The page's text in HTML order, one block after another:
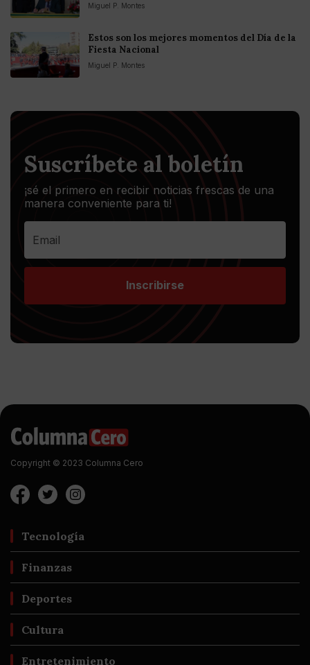
Miguel P. Montes
Estos son los mejores momentos del Día de la
Fiesta Nacional
Miguel P. Montes
Suscríbete al boletín
¡sé el primero en recibir noticias frescas de una
manera conveniente para ti!
Inscribirse
Copyright © 2023 Columna Cero
Tecnología
Finanzas
Deportes
Cultura
Entretenimiento